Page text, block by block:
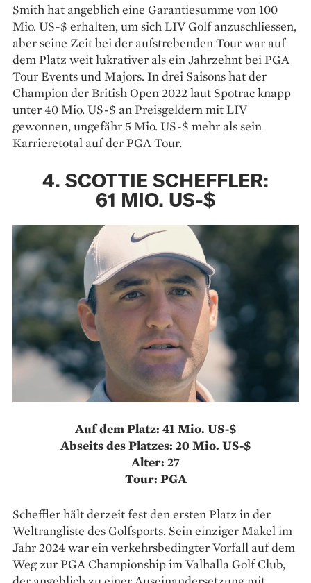
Smith hat angeblich eine Garantiesumme von 100
Mio. US-$ erhalten, um sich LIV Golf anzuschliessen,
aber seine Zeit bei der aufstrebenden Tour war auf
dem Platz weit lukrativer als ein Jahrzehnt bei PGA
Tour Events und Majors. In drei Saisons hat der
Champion der British Open 2022 laut Spotrac knapp
unter 40 Mio. US-$ an Preisgeldern mit LIV
gewonnen, ungefähr 5 Mio. US-$ mehr als sein
Karrieretotal auf der PGA Tour.
4. SCOTTIE SCHEFFLER:
61 MIO. US-$
Auf dem Platz: 41 Mio. US-$
Abseits des Platzes: 20 Mio. US-$
Alter: 27
Tour: PGA
Scheffler hält derzeit fest den ersten Platz in der
Weltrangliste des Golfsports. Sein einziger Makel im
Jahr 2024 war ein verkehrsbedingter Vorfall auf dem
Weg zur PGA Championship im Valhalla Golf Club,